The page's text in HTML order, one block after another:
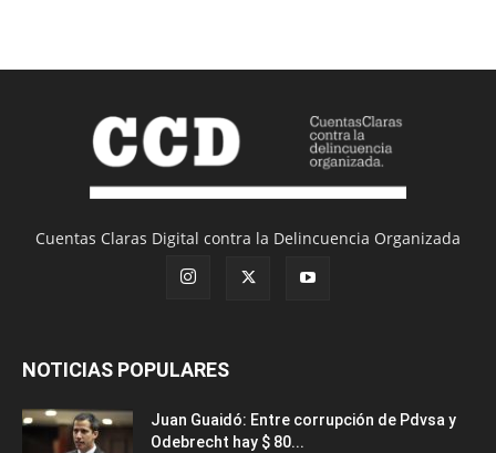
Cuentas Claras Digital contra la Delincuencia Organizada
NOTICIAS POPULARES
Juan Guaidó: Entre corrupción de Pdvsa y
Odebrecht hay $ 80...